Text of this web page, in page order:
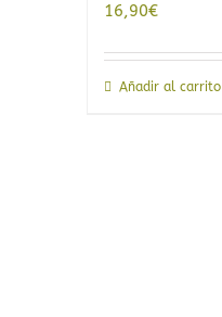
16,90€
Añadir al carrito